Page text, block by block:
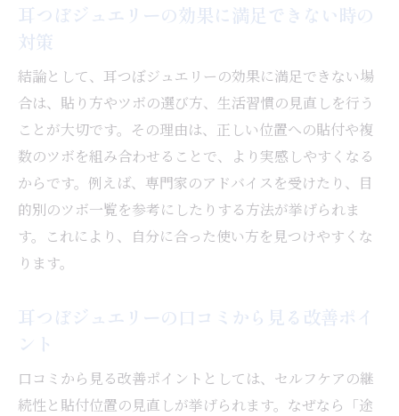
耳つぼジュエリーの効果に満足できない時の
対策
結論として、耳つぼジュエリーの効果に満足できない場
合は、貼り方やツボの選び方、生活習慣の見直しを行う
ことが大切です。その理由は、正しい位置への貼付や複
数のツボを組み合わせることで、より実感しやすくなる
からです。例えば、専門家のアドバイスを受けたり、目
的別のツボ一覧を参考にしたりする方法が挙げられま
す。これにより、自分に合った使い方を見つけやすくな
ります。
耳つぼジュエリーの口コミから見る改善ポイ
ント
口コミから見る改善ポイントとしては、セルフケアの継
続性と貼付位置の見直しが挙げられます。なぜなら「途